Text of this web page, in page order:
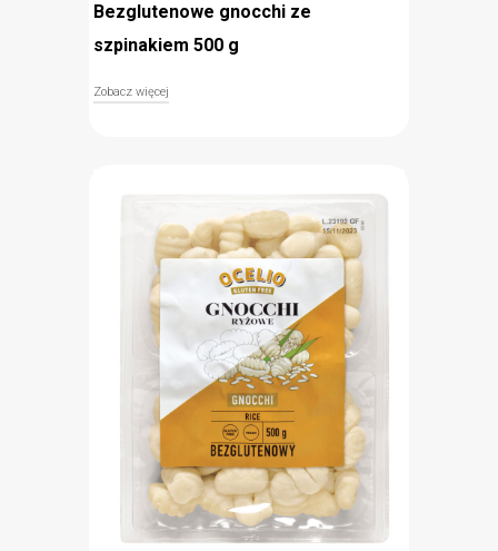
Bezglutenowe gnocchi ze
szpinakiem 500 g
Zobacz więcej
mąki ryżowej i skrobi ziemniaczanej gwarantuje
bezglutenowość, a dodatek suszonego szpinaku
sprawia, że kluseczki nabierają wyjątkowego
smaku i charakterystycznego koloru. Gnocchi
Ocelio wystarczy wrzucić do gorącej, osolonej wody
i wyjąć pod dwóch minutach od wypłynięcia.
błyskawiczne przygotowanie
bezglutenowe
ze szpinakiem